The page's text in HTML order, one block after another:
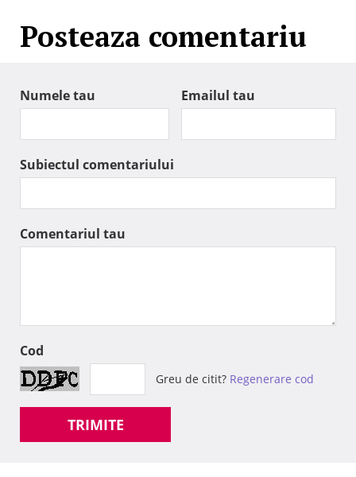
Posteaza comentariu
Numele tau Emailul tau
Subiectul comentariului
Comentariul tau
Cod
Greu de citit? Regenerare cod
TRIMITE